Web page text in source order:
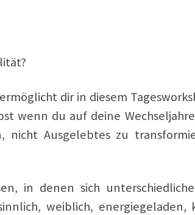
dir in diesem
wenn du auf deine
nicht Ausgelebtes zu
in denen sich
weiblich, energiegeladen,